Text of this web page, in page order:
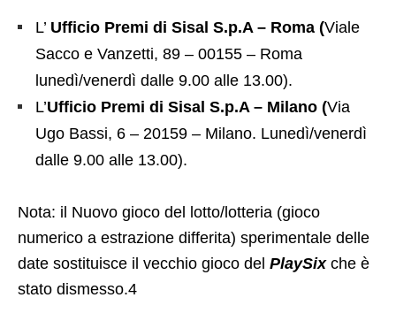
L’ Ufficio Premi di Sisal S.p.A – Roma (Viale
Sacco e Vanzetti, 89 – 00155 – Roma
lunedì/venerdì dalle 9.00 alle 13.00).
L’Ufficio Premi di Sisal S.p.A – Milano (Via
Ugo Bassi, 6 – 20159 – Milano. Lunedì/venerdì
dalle 9.00 alle 13.00).
Nota: il Nuovo gioco del lotto/lotteria (gioco
numerico a estrazione differita) sperimentale delle
date sostituisce il vecchio gioco del PlaySix che è
stato dismesso.4